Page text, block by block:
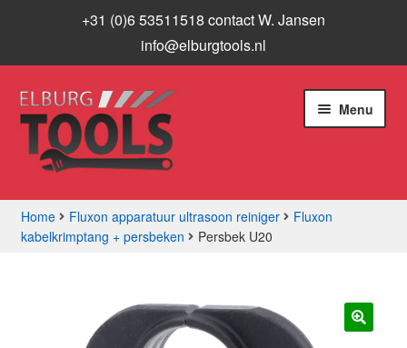
+31 (0)6 53511518 contact W. Jansen
info@elburgtools.nl
Ga
door
naar
navigatie
Ga
naar
inhoud
Menu
Assortiment
Home Fluxon apparatuur ultrasoon reiniger
Fluxon
kabelkrimptang + persbeken
Persbek U20